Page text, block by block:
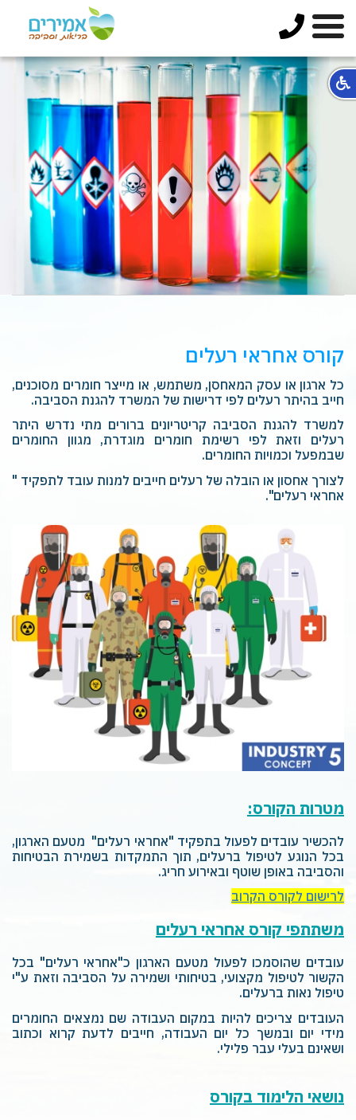
קורס אחראי רעלים
כל ארגון או עסק המאחסן, משתמש, או מייצר חומרים מסוכנים,
חייב בהיתר רעלים לפי דרישות של המשרד להגנת הסביבה.
למשרד להגנת הסביבה קריטריונים ברורים מתי נדרש היתר
רעלים וזאת לפי רשימת חומרים מוגדרת, מגוון החומרים
שבמפעל וכמויות החומרים.
לצורך אחסון או הובלה של רעלים חייבים למנות עובד לתפקיד "
אחראי רעלים".
מטרות הקורס:
להכשיר עובדים לפעול בתפקיד "אחראי רעלים" מטעם הארגון,
בכל הנוגע לטיפול ברעלים, תוך התמקדות בשמירת הבטיחות
והסביבה באופן שוטף ובאירוע חריג.
לרישום לקורס הקרוב
משתתפי קורס אחראי רעלים
עובדים שהוסמכו לפעול מטעם הארגון כ"אחראי רעלים" בכל
הקשור לטיפול מקצועי, בטיחותי ושמירה על הסביבה וזאת ע"י
טיפול נאות ברעלים.
העובדים צריכים להיות במקום העבודה שם נמצאים החומרים
מידי יום ובמשך כל יום העבודה, חייבים לדעת קרוא וכתוב
ושאינם בעלי עבר פלילי.
נושאי הלימוד בקורס